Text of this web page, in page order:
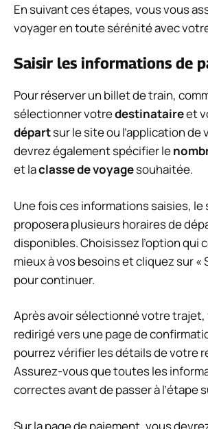
En suivant ces étapes, vous vous
voyager en toute sérénité avec
Saisir les informations de
Pour réserver un billet de train,
sélectionner votredestinataireet
départsur le site ou l’application de
devrez également spécifier le
et laclasse de voyagesouhaitée.
Une fois ces informations saisies, le
proposera plusieurs horaires de
disponibles. Choisissez l’option qui
mieux à vos besoins et cliquez sur «
pour continuer.
Après avoir sélectionné votre trajet,
redirigé vers une page de
pourrez vérifier les détails de votre
Assurez-vous que toutes les
correctes avant de passer à l’étape
Sur la page de paiement, vous